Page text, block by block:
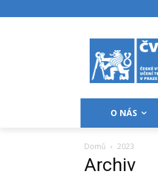
O NÁS
Domů 2023
Archiv